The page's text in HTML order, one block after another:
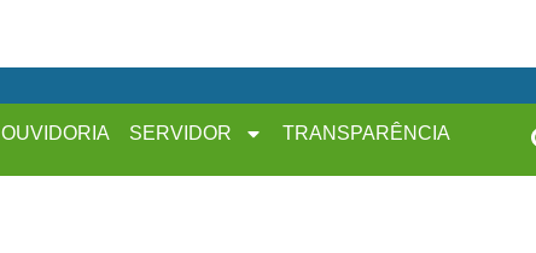
OUVIDORIA SERVIDOR TRANSPARÊNCIA